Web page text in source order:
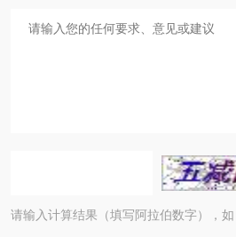
请输入计算结果（填写阿拉伯数字），